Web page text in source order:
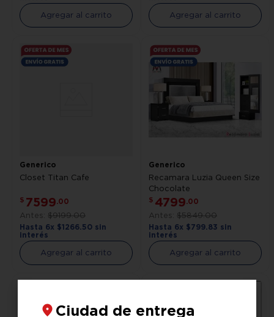
Agregar al carrito Agregar al carrito
Generico
Closet Titan Cafe
$ 7599.00
$9199.00
Hasta 6x $1266. 50 sin
interés
Agregar al carrito
Generico
Recamara Luzia Queen Size
Chocolate
$ 4799.00
$5849.00
Hasta 6x $799. 83 sin
interés
Agregar al carrito
Ciudad de entrega